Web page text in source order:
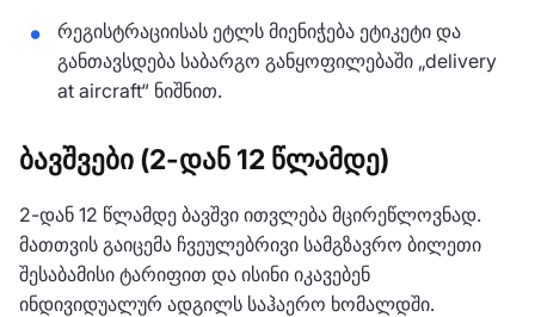
რეგისტრაციისას ეტლს მიენიჭება ეტიკეტი და
განთავსდება საბარგო განყოფილებაში „delivery
at aircraft“ ნიშნით.
ბავშვები (2-დან 12 წლამდე)
2-დან 12 წლამდე ბავშვი ითვლება მცირეწლოვნად.
მათთვის გაიცემა ჩვეულებრივი სამგზავრო ბილეთი
შესაბამისი ტარიფით და ისინი იკავებენ
ინდივიდუალურ ადგილს საჰაერო ხომალდში.